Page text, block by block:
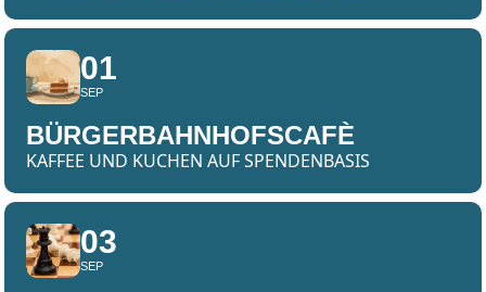
01
SEP
BÜRGERBAHNHOFSCAFÈ
KAFFEE UND KUCHEN AUF SPENDENBASIS
03
SEP